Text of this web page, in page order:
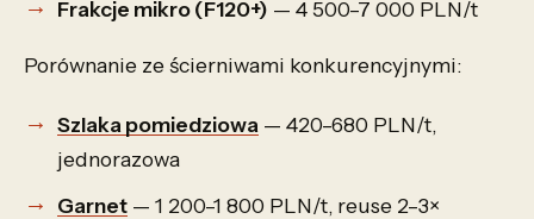
Frakcje mikro (F120+) — 4 500–7 000 PLN/t
Porównanie ze ścierniwami konkurencyjnymi:
Szlaka pomiedziowa — 420–680 PLN/t,
jednorazowa
Garnet — 1 200–1 800 PLN/t, reuse 2–3×